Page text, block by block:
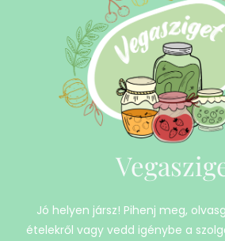
Jó helyen jársz! Pihenj meg,
ételekről vagy vedd igénybe a